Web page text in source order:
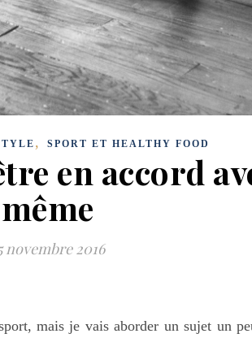
, SPORT ET HEALTHY FOOD
en accord
même
novembre 2016
mais je vais aborder un sujet un